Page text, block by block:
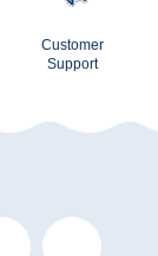
Customer
Support